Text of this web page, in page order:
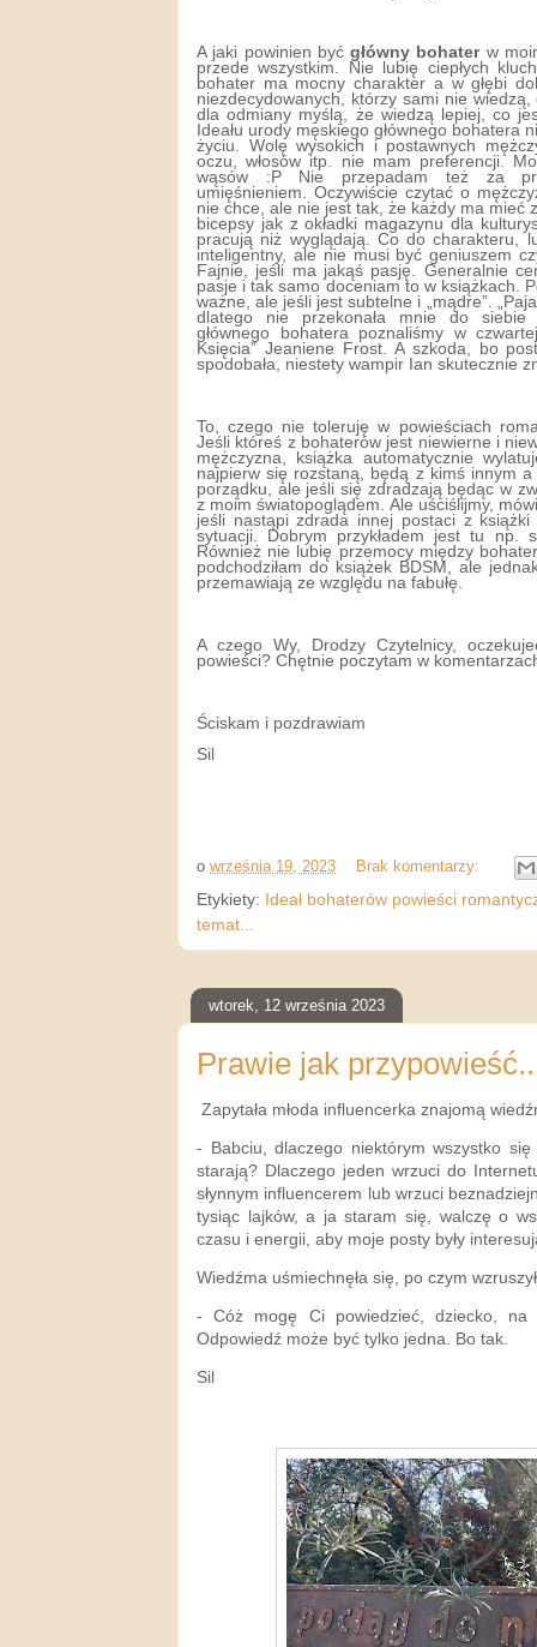
A jaki powinien byćgłówny bohaterw
przede wszystkim. Nie lubię ciepłych
bohater ma mocny charakter a w głębi
niezdecydowanych, którzy sami nie
dla odmiany myślą, że wiedzą lepiej, co
Ideału urody męskiego głównego bohatera
życiu. Wolę wysokich i postawnych
oczu, włosów itp. nie mam preferencji.
wąsów :P Nie przepadam też za
umięśnieniem. Oczywiście czytać o
nie chce, ale nie jest tak, że każdy ma mieć
bicepsy jak z okładki magazynu dla
pracują niż wyglądają. Co do charakteru,
inteligentny, ale nie musi być geniuszem
Fajnie, jeśli ma jakąś pasję. Generalnie
pasje i tak samo doceniam to w książkach.
ważne, ale jeśli jest subtelne i „mądre”.
dlatego nie przekonała mnie do siebie
głównego bohatera poznaliśmy w
Księcia” Jeaniene Frost. A szkoda, bo
spodobała, niestety wampir Ian skutecznie
To, czego nie toleruję w powieściach
Jeśli któreś z bohaterów jest niewierne i
mężczyzna, książka automatycznie
najpierw się rozstaną, będą z kimś innym
porządku, ale jeśli się zdradzają będąc w
z moim światopoglądem. Ale uściślijmy,
jeśli nastąpi zdrada innej postaci z
sytuacji. Dobrym przykładem jest tu np.
Również nie lubię przemocy między
podchodziłam do książek BDSM, ale
przemawiają ze względu na fabułę.
A czego Wy, Drodzy Czytelnicy,
powieści? Chętnie poczytam w
Ściskam i pozdrawiam
Sil
o września 19, 2023
Brak komentarzy:
Etykiety: Ideał bohaterów powieści
temat...
wtorek, 12 września 2023
Prawie jak
Zapytała młoda influencerka znajomą
- Babciu, dlaczego niektórym wszystko
starają? Dlaczego jeden wrzuci do
słynnym influencerem lub wrzuci
tysiąc lajków, a ja staram się, walczę o
czasu i energii, aby moje posty były
Wiedźma uśmiechnęła się, po czym
- Cóż mogę Ci powiedzieć, dziecko, na
Odpowiedź może być tylko jedna. Bo tak.
Sil